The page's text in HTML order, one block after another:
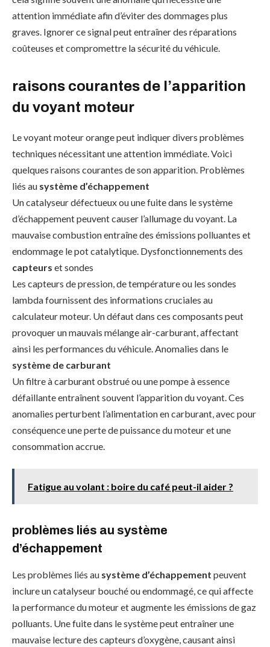
attention immédiate afin d’éviter des dommages plus
graves. Ignorer ce signal peut entraîner des réparations
coûteuses et compromettre la sécurité du véhicule.
raisons courantes de l’apparition
du voyant moteur
Le voyant moteur orange peut indiquer divers problèmes
techniques nécessitant une attention immédiate. Voici
quelques raisons courantes de son apparition. Problèmes
liés au système d’échappement
Un catalyseur défectueux ou une fuite dans le système
d’échappement peuvent causer l’allumage du voyant. La
mauvaise combustion entraîne des émissions polluantes et
endommage le pot catalytique. Dysfonctionnements des
capteurs et sondes
Les capteurs de pression, de température ou les sondes
lambda fournissent des informations cruciales au
calculateur moteur. Un défaut dans ces composants peut
provoquer un mauvais mélange air-carburant, affectant
ainsi les performances du véhicule. Anomalies dans le
système de carburant
Un filtre à carburant obstrué ou une pompe à essence
défaillante entraînent souvent l’apparition du voyant. Ces
anomalies perturbent l’alimentation en carburant, avec pour
conséquence une perte de puissance du moteur et une
consommation accrue.
Fatigue au volant : boire du café peut-il aider ?
problèmes liés au système
d’échappement
Les problèmes liés au système d’échappement peuvent
inclure un catalyseur bouché ou endommagé, ce qui affecte
la performance du moteur et augmente les émissions de gaz
polluants. Une fuite dans le système peut entraîner une
mauvaise lecture des capteurs d’oxygène, causant ainsi